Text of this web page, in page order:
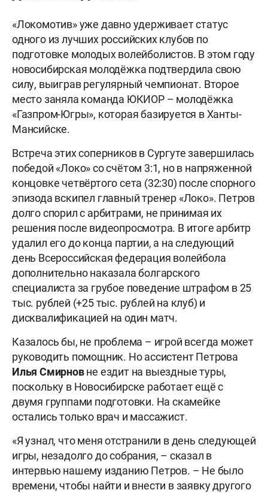
«Локомотив» уже давно удерживает статус
одного из лучших российских клубов по
подготовке молодых волейболистов. В этом году
новосибирская молодёжка подтвердила свою
силу, выиграв регулярный чемпионат. Второе
место заняла команда ЮКИОР – молодёжка
«Газпром-Югры», которая базируется в Ханты-
Мансийске.
Встреча этих соперников в Сургуте завершилась
победой «Локо» со счётом 3:1, но в напряженной
концовке четвёртого сета (32:30) после спорного
эпизода вскипел главный тренер «Локо». Петров
долго спорил с арбитрами, не принимая их
решения после видеопросмотра. В итоге арбитр
удалил его до конца партии, а на следующий
день Всероссийская федерация волейбола
дополнительно наказала болгарского
специалиста за грубое поведение штрафом в 25
тыс. рублей (+25 тыс. рублей на клуб) и
дисквалификацией на один матч.
Казалось бы, не проблема – игрой всегда может
руководить помощник. Но ассистент Петрова
Илья Смирновне ездит на выездные туры,
поскольку в Новосибирске работает ещё с
двумя группами подготовки. На скамейке
остались только врач и массажист.
«Я узнал, что меня отстранили в день следующей
игры, незадолго до собрания, – сказал в
интервью нашему изданию Петров. – Не было
времени, чтобы найти и внести в заявку другого